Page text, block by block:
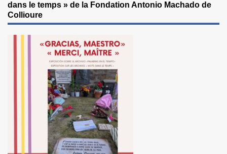
dans le temps » de la Fondation Antonio Machado de
Collioure